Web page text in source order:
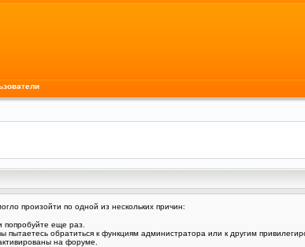
произойти по одной из нескольких причин:
еще раз.
обратиться к функциям администратора или к другим
на форуме.